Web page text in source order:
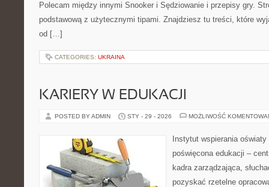
Polecam między innymi Snooker i Sędziowanie i przepisy gry.
podstawową z użytecznymi tipami. Znajdziesz tu treści, które
od […]
CATEGORIES: UKRAINA
KARIERY W EDUKACJI
POSTED BY ADMIN STY - 29 - 2026 MOŻLIWOŚĆ
Instytut wspierania
poświęcona edukacji –
kadra zarządzająca,
pozyskać rzetelne